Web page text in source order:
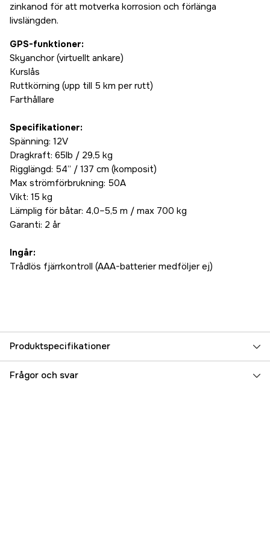
zinkanod för att motverka korrosion och förlänga
livslängden.
GPS-funktioner:
Skyanchor (virtuellt ankare)
Kurslås
Ruttkörning (upp till 5 km per rutt)
Farthållare
Specifikationer:
Spänning: 12V
Dragkraft: 65lb / 29,5 kg
Rigglängd: 54” / 137 cm (komposit)
Max strömförbrukning: 50A
Vikt: 15 kg
Lämplig för båtar: 4,0–5,5 m / max 700 kg
Garanti: 2 år
Ingår:
Trådlös fjärrkontroll (AAA-batterier medföljer ej)
Produktspecifikationer
Referensnummer 5000111611
Frågor och svar